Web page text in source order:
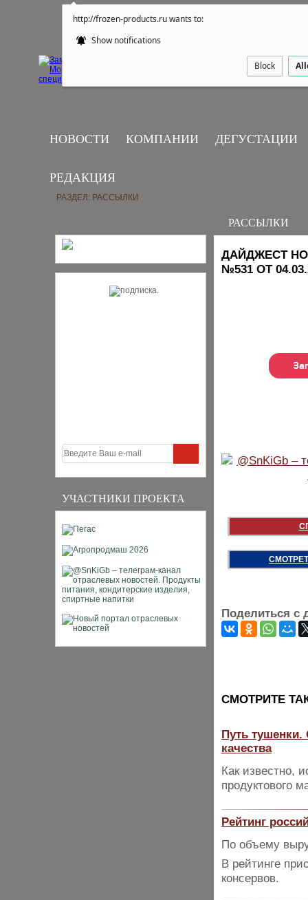
http://frozen-products.ru wants to:
Show notifications
Block
НОВОСТИ КОМПАНИИ ДЕГУСТАЦИИ
РЕДАКЦИЯ
УЧАСТНИКИ ПРОЕКТА
РАЗДЕЛ: РАССЫЛКИ
РАССЫЛКИ
ДАЙДЖЕСТ
№531 ОТ
Поделиться с
CМОТРИТЕ
Путь тушенки.
качества
Как известно,
продуктового
Рейтинг
По объему
В рейтинге
консервов.